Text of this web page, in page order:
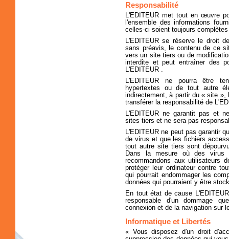
Responsabilité
L'EDITEUR met tout en œuvre
l'ensemble des informations
celles-ci soient toujours
L'EDITEUR se réserve le droit
sans préavis, le contenu de ce
vers un site tiers ou de
interdite et peut entraîner des
L'EDITEUR .
L'EDITEUR ne pourra être
hypertextes ou de tout autre
indirectement, à partir du « site »,
transférer la responsabilité de
L'EDITEUR ne garantit pas et
sites tiers et ne sera pas
L'EDITEUR ne peut pas garantir
de virus et que les fichiers
tout autre site tiers sont
Dans la mesure où des virus
recommandons aux utilisateurs
protéger leur ordinateur contre
qui pourrait endommager les
données qui pourraient y être
En tout état de cause
responsable d'un dommage
connexion et de la navigation sur
Informatique et Libertés
« Vous disposez d'un droit